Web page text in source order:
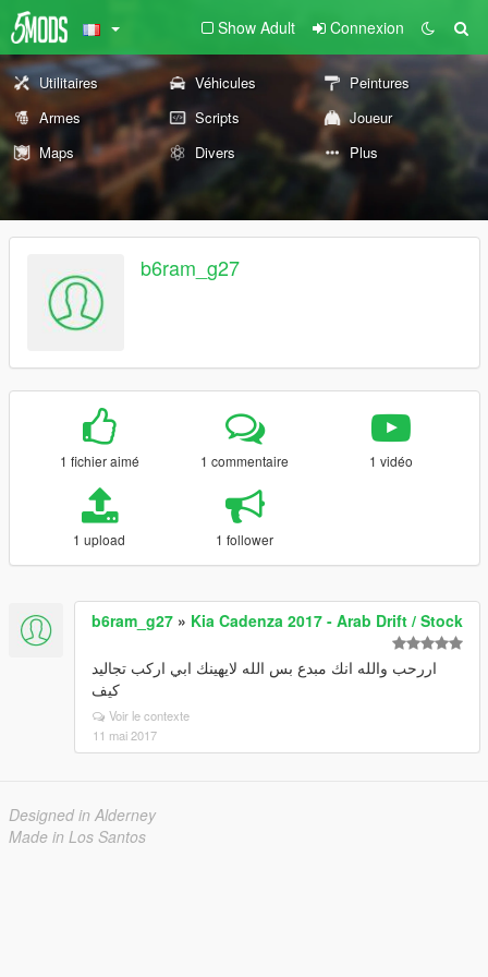
Show Adult Connexion
Utilitaires Véhicules
Peintures
Armes
Scripts
Joueur
Maps
Divers Plus
b6ram_g27
1 fichier aimé 1 commentaire 1 vidéo
1 upload 1 follower
b6ram_g27 » Kia Cadenza 2017 - Arab Drift / Stock
اررحب والله انك مبدع بس الله لايهينك ابي اركب تجاليد
كيف
Voir le contexte
11 mai 2017
Designed in Alderney
Made in Los Santos